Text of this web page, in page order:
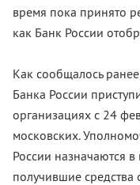
время пока принято
как Банк России
Как сообщалось
Банка России
организациях с 24
московских.
России назначаются
получившие средства